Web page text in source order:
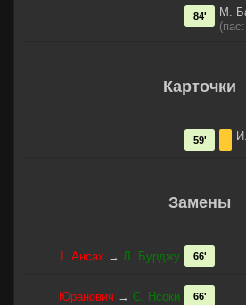
М.
84'
Карточки
59'
Замены
I. Ансах → Л. Бурджу 66'
Юранович → С. Нсоки 66'